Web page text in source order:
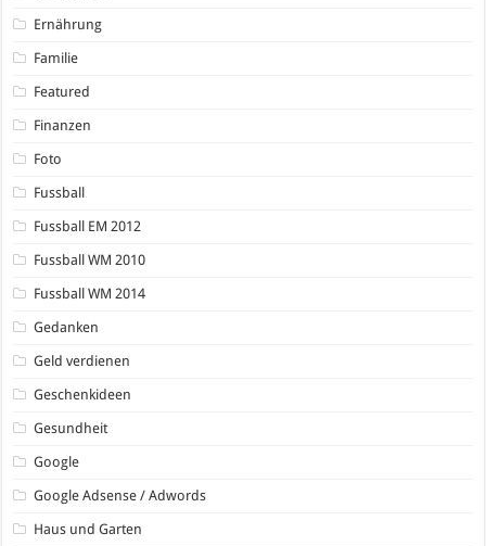
Ernährung
Familie
Featured
Finanzen
Foto
Fussball
Fussball EM 2012
Fussball WM 2010
Fussball WM 2014
Gedanken
Geld verdienen
Geschenkideen
Gesundheit
Google
Google Adsense / Adwords
Haus und Garten